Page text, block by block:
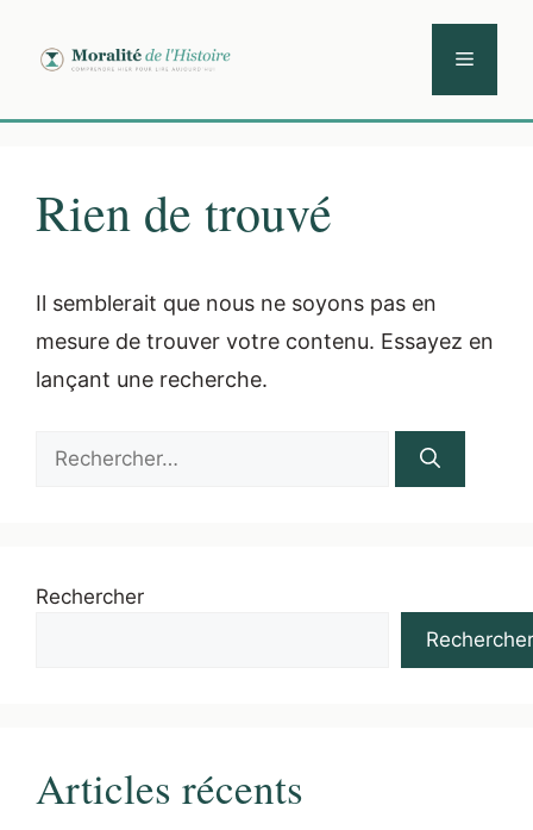
contenu
Menu
Rien de trouvé
Il semblerait que nous ne soyons pas en
mesure de trouver votre contenu. Essayez en
lançant une recherche.
Rechercher :
Rechercher
Rechercher
Articles récents